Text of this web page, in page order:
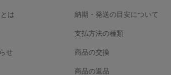
は
せ
納期・発送の目安について
支払方法の種類
商品の交換
商品の返品